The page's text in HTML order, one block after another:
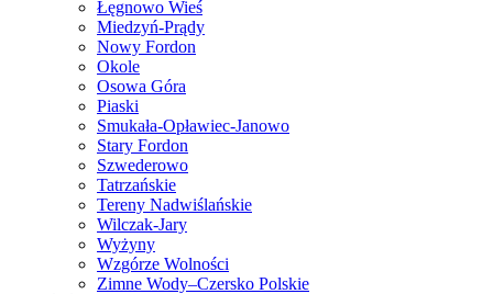
Łęgnowo Wieś
Miedzyń-Prądy
Nowy Fordon
Okole
Osowa Góra
Piaski
Smukała-Opławiec-Janowo
Stary Fordon
Szwederowo
Tatrzańskie
Tereny Nadwiślańskie
Wilczak-Jary
Wyżyny
Wzgórze Wolności
Zimne Wody–Czersko Polskie